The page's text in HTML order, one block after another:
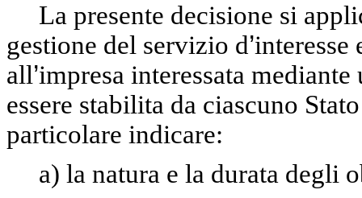
La presente decisione si
gestione del servizio d’interesse
all’impresa interessata
essere stabilita da ciascuno
particolare indicare:
a) la natura e la durata degli